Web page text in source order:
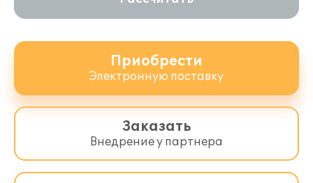
Приобрести
Электронную поставку
Заказать
Внедрение у партнера